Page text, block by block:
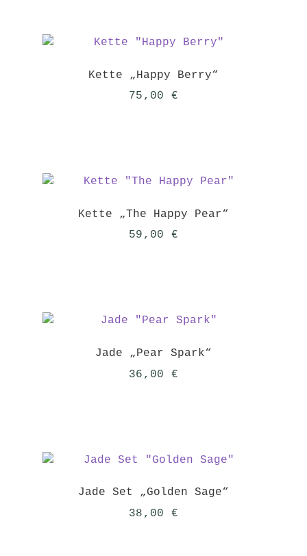
Kette „Happy Berry“
75,00 €
Kette „The Happy Pear“
59,00 €
Jade „Pear Spark“
36,00 €
Jade Set „Golden Sage“
38,00 €